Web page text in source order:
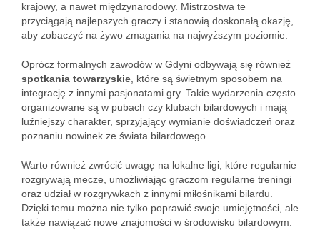
krajowy, a nawet międzynarodowy. Mistrzostwa te
przyciągają najlepszych graczy i stanowią doskonałą okazję,
aby zobaczyć na żywo zmagania na najwyższym poziomie.
Oprócz formalnych zawodów w Gdyni odbywają się również
spotkania towarzyskie , które są świetnym sposobem na
integrację z innymi pasjonatami gry. Takie wydarzenia często
organizowane są w pubach czy klubach bilardowych i mają
luźniejszy charakter, sprzyjający wymianie doświadczeń oraz
poznaniu nowinek ze świata bilardowego.
Warto również zwrócić uwagę na lokalne ligi, które regularnie
rozgrywają mecze, umożliwiając graczom regularne treningi
oraz udział w rozgrywkach z innymi miłośnikami bilardu.
Dzięki temu można nie tylko poprawić swoje umiejętności, ale
także nawiązać nowe znajomości w środowisku bilardowym.